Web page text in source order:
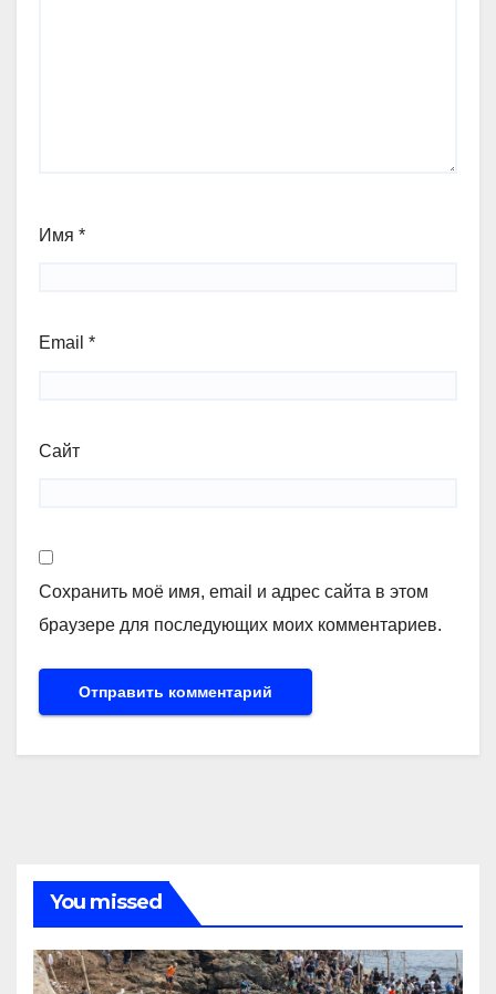
Имя *
Email *
Сайт
Сохранить моё имя, email и адрес сайта в этом
браузере для последующих моих комментариев.
You missed